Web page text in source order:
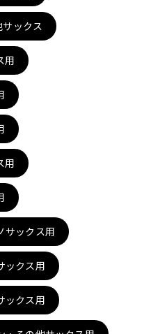
電子ピアノ
レコーディング機器
楽器アクセサリ
サックス
用
用
サックス用
ックス用
ックス用